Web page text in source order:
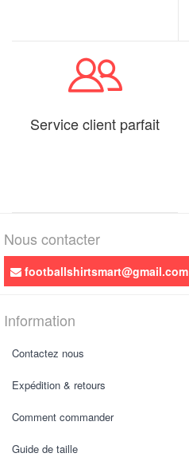
Service client parfait
Nous contacter
footballshirtsmart@gmail.com
Information
Contactez nous
Expédition & retours
Comment commander
Guide de taille